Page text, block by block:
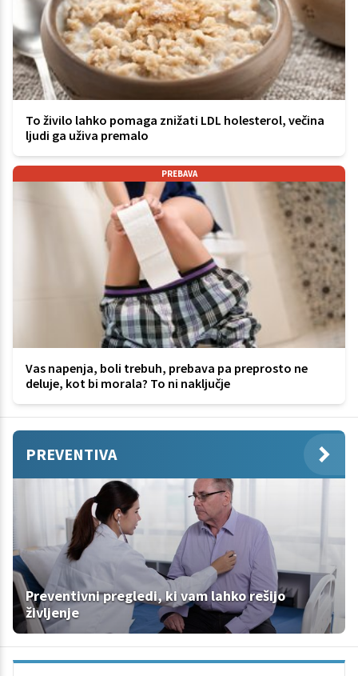
To živilo lahko pomaga znižati LDL holesterol, večina
ljudi ga uživa premalo
PREBAVA
Vas napenja, boli trebuh, prebava pa preprosto ne
deluje, kot bi morala? To ni naključje
PREVENTIVA
Preventivni pregledi, ki vam lahko rešijo
življenje